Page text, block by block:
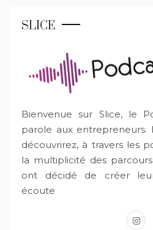
SLICE
Bienvenue sur Slice, le
parole aux entrepreneurs.
découvrirez, à travers les
la multiplicité des
ont décidé de créer
écoute